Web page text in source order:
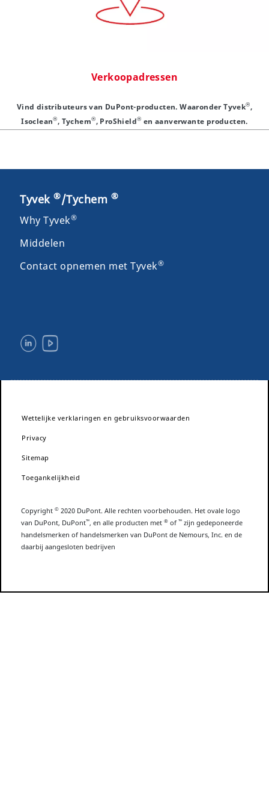
Verkoopadressen
Vind distributeurs van DuPont-producten. Waaronder Tyvek®,
Isoclean®, Tychem®, ProShield® en aanverwante producten.
Tyvek ®/Tychem ®
Why Tyvek®
Middelen
Contact opnemen met Tyvek®
Wettelijke verklaringen en gebruiksvoorwaarden
Privacy
Sitemap
Toegankelijkheid
Copyright © 2020 DuPont. Alle rechten voorbehouden. Het ovale logo
van DuPont, DuPont™, en alle producten met ® of™ zijn gedeponeerde
handelsmerken of handelsmerken van DuPont de Nemours, Inc. en de
daarbij aangesloten bedrijven